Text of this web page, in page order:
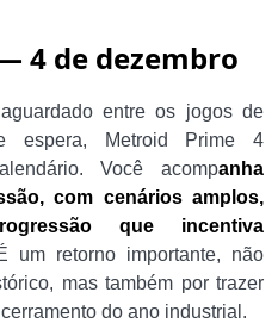
4 de dezembro
entre os jogos de
espera, Metroid Prime 4
Você acompanha
com cenários amplos,
que incentiva
um retorno importante, não
mas também por trazer
do ano industrial.